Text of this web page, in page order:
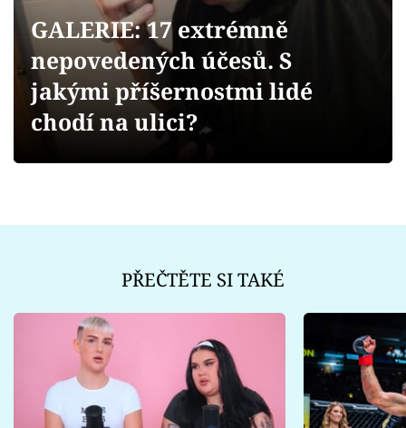
Videa
Sledujte prima+
GALERIE: 17 extrémně
nepovedených účesů. S
jakými příšernostmi lidé
chodí na ulici?
PŘEČTĚTE SI TAKÉ